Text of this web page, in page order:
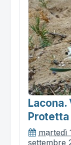
Lacona.
Protetta
martedì
settembre